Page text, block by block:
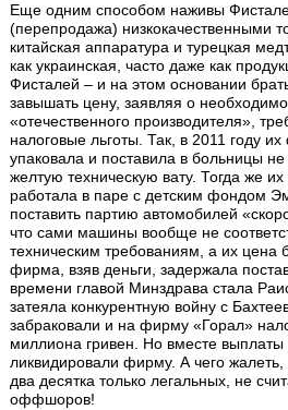
Еще одним способом наживы
(перепродажа) низкокачественными
китайская аппаратура и турецкая
как украинская, часто даже как
Фисталей – и на этом основании
завышать цену, заявляя о
«отечественного производителя»,
налоговые льготы. Так, в 2011 году
упаковала и поставила в больницы
желтую техническую вату. Тогда же
работала в паре с детским фондом
поставить партию автомобилей
что сами машины вообще не
техническим требованиям, а их
фирма, взяв деньги, задержала
времени главой Минздрава стала
затеяла конкурентную войну с
забраковали и на фирму «Горал»
миллиона гривен. Но вместе выплаты
ликвидировали фирму. А чего
два десятка только легальных, не
оффшоров!